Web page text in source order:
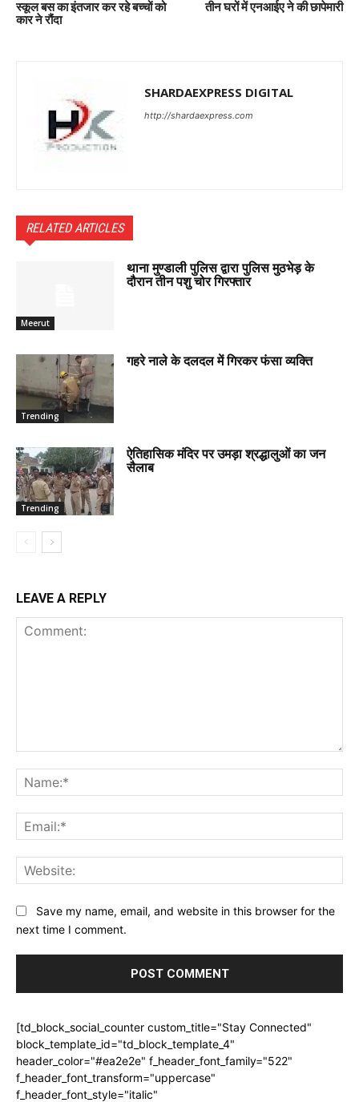
स्कूल बस का इंतजार कर रहे बच्चों को
कार ने रौंदा
तीन घरों में एनआईए ने की छापेमारी
SHARDAEXPRESS DIGITAL
http://shardaexpress.com
RELATED ARTICLES
Meerut
थाना मुण्डाली पुलिस द्वारा पुलिस मुठभेड़ के
दौरान तीन पशु चोर गिरफ्तार
Trending
गहरे नाले के दलदल में गिरकर फंसा व्यक्ति
Trending
ऐतिहासिक मंदिर पर उमड़ा श्रद्धालुओं का जन
सैलाब
LEAVE A REPLY
Save my name, email, and website in this browser for the
next time I comment.
[td_block_social_counter custom_title="Stay Connected"
block_template_id="td_block_template_4"
header_color="#ea2e2e" f_header_font_family="522"
f_header_font_transform="uppercase"
f_header_font_style="italic"